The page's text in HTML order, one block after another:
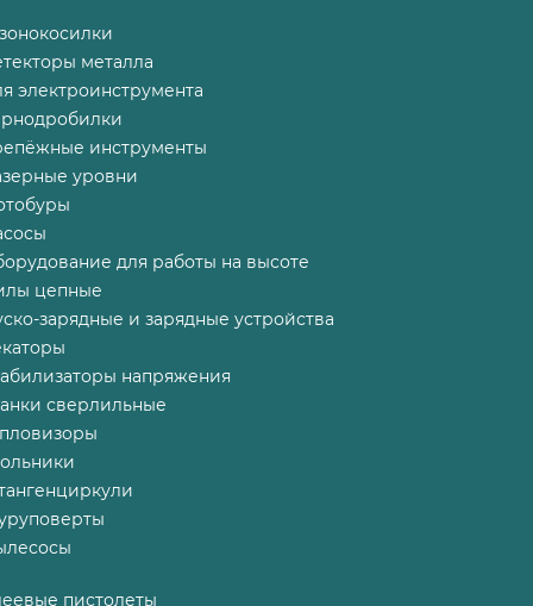
металла
электроинструмента
инструменты
уровни
для работы на высоте
цепные
зарядные и зарядные устройства
напряжения
сверлильные
пистолеты